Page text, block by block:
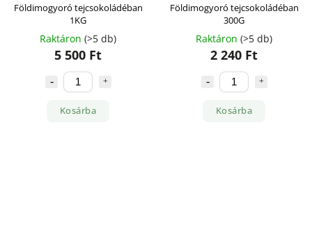
Földimogyoró tejcsokoládéban
1KG
Raktáron (>5 db)
5 500 Ft
Kosárba
Földimogyoró tejcsokoládéban
300G
Raktáron (>5 db)
2 240 Ft
Kosárba